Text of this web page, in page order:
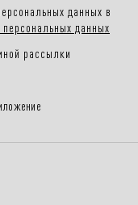
данных в
данных
рассылки